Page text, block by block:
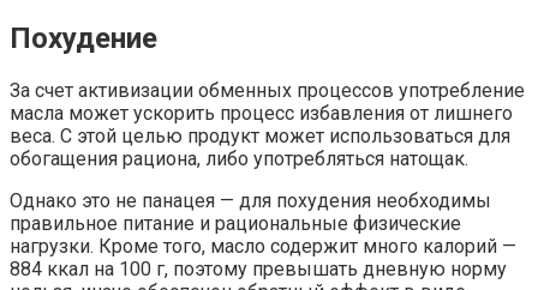
Похудение
За счет активизации обменных процессов употребление
масла может ускорить процесс избавления от лишнего
веса. С этой целью продукт может использоваться для
обогащения рациона, либо употребляться натощак.
Однако это не панацея — для похудения необходимы
правильное питание и рациональные физические
нагрузки. Кроме того, масло содержит много калорий —
884 ккал на 100 г, поэтому превышать дневную норму